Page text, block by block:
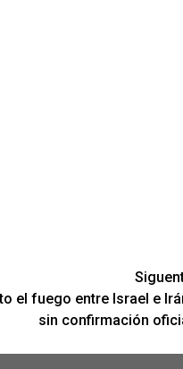
el fuego entre Israel e
sin confirmación